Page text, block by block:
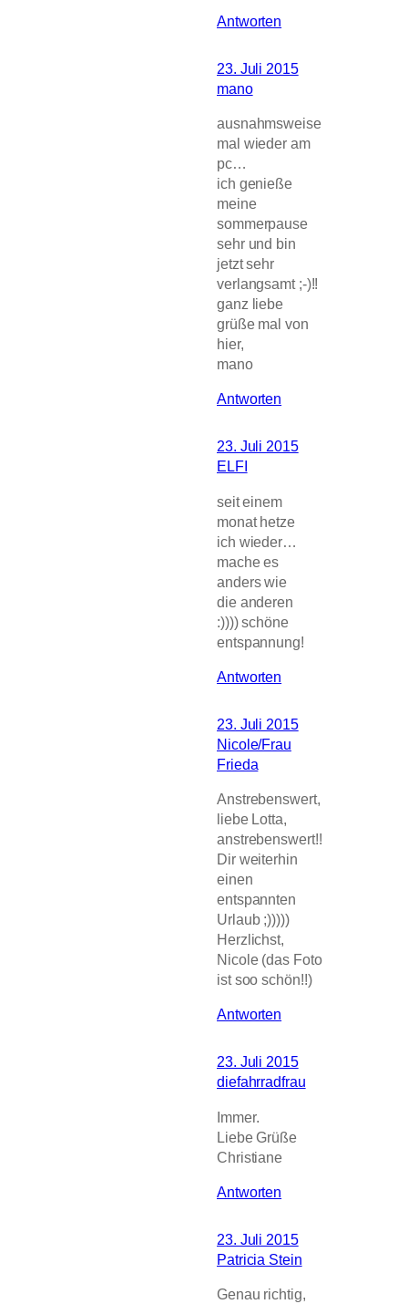
Antworten
23. Juli 2015
mano
ausnahmsweise
mal wieder am
pc…
ich genieße
meine
sommerpause
sehr und bin
jetzt sehr
verlangsamt ;-)!!
ganz liebe
grüße mal von
hier,
mano
Antworten
23. Juli 2015
ELFI
seit einem
monat hetze
ich wieder…
mache es
anders wie
die anderen
:)))) schöne
entspannung!
Antworten
23. Juli 2015
Nicole/Frau
Frieda
Anstrebenswert,
liebe Lotta,
anstrebenswert!!
Dir weiterhin
einen
entspannten
Urlaub ;)))))
Herzlichst,
Nicole (das Foto
ist soo schön!!)
Antworten
23. Juli 2015
diefahrradfrau
Immer.
Liebe Grüße
Christiane
Antworten
23. Juli 2015
Patricia Stein
Genau richtig,